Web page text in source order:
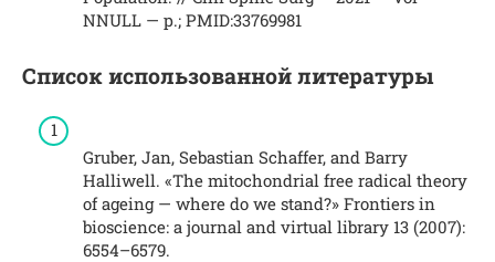
NNULL — p.; PMID:33769981
Список использованной литературы
Gruber, Jan, Sebastian Schaffer, and Barry
Halliwell. «The mitochondrial free radical theory
of ageing — where do we stand?» Frontiers in
bioscience: a journal and virtual library 13 (2007):
6554–6579.